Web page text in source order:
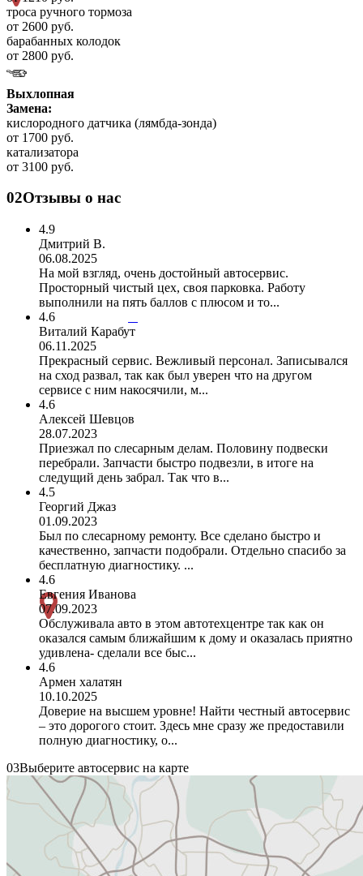
троса ручного тормоза
от 2600 руб.
барабанных колодок
от 2800 руб.
Выхлопная
Замена:
кислородного датчика (лямбда-зонда)
от 1700 руб.
катализатора
от 3100 руб.
02Отзывы о нас
4.9
Дмитрий В.
06.08.2025
На мой взгляд, очень достойный автосервис.
Просторный чистый цех, своя парковка. Работу
выполнили на пять баллов с плюсом и то...
4.6
Виталий Карабут
06.11.2025
Прекрасный сервис. Вежливый персонал. Записывался
на сход развал, так как был уверен что на другом
сервисе с ним накосячили, м...
4.6
Алексей Шевцов
28.07.2023
Приезжал по слесарным делам. Половину подвески
перебрали. Запчасти быстро подвезли, в итоге на
следущий день забрал. Так что в...
4.5
Георгий Джаз
01.09.2023
Был по слесарному ремонту. Все сделано быстро и
качественно, запчасти подобрали. Отдельно спасибо за
бесплатную диагностику. ...
4.6
Евгения Иванова
07.09.2023
Обслуживала авто в этом автотехцентре так как он
оказался самым ближайшим к дому и оказалась приятно
удивлена- сделали все быс...
4.6
Армен халатян
10.10.2025
Доверие на высшем уровне! Найти честный автосервис
– это дорогого стоит. Здесь мне сразу же предоставили
полную диагностику, о...
03Выберите автосервис на карте